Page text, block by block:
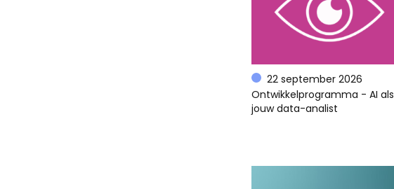
22 september 2026
Ontwikkelprogramma - AI als
jouw data-analist